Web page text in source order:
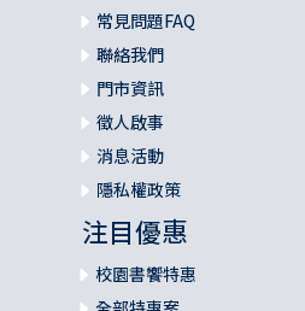
常見問題FAQ
聯絡我們
門市資訊
徵人啟事
消息活動
隱私權政策
注目優惠
校園書饗特惠